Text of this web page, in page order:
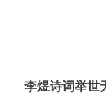
李煜诗词举世